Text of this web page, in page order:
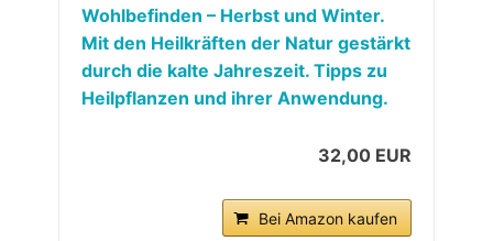
Wohlbefinden – Herbst und Winter.
Mit den Heilkräften der Natur gestärkt
durch die kalte Jahreszeit. Tipps zu
Heilpflanzen und ihrer Anwendung.
32,00 EUR
Bei Amazon kaufen